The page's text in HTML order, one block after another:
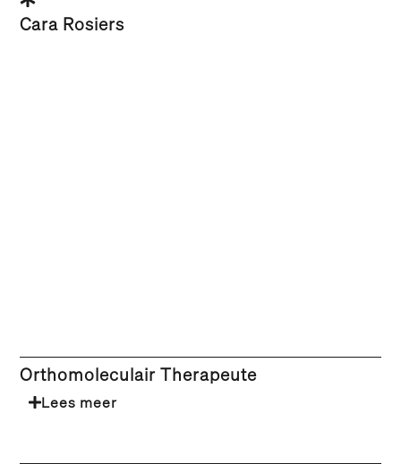
Cara Rosiers
Orthomoleculair Therapeute
Lees meer